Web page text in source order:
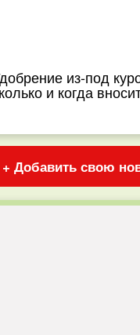
из-под
и когда
+ Добавить свою